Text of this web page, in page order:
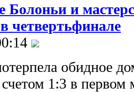
Болоньи и
четвертьфинале
обидное
1:3 в первом